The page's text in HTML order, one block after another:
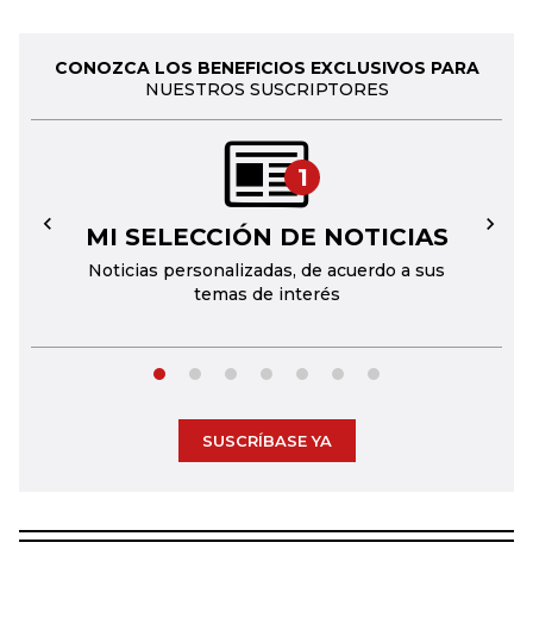
CONOZCA LOS BENEFICIOS EXCLUSIVOS PARA
NUESTROS SUSCRIPTORES
1
MI SELECCIÓN DE NOTICIAS
Noticias personalizadas, de acuerdo a sus
temas de interés
← →
SUSCRÍBASE YA